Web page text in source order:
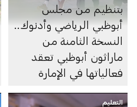
بتنظيم من مجلس
أبوظبي الرياضي وأدنوك..
النسخة الثامنة من
ماراثون أبوظبي تعقد
فعالياتها في الإمارة
التعليم